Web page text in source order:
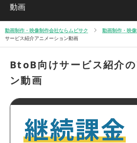
動画
動画制作・映像制作会社ならムビサク 動画制作・映
サービス紹介アニメーション動画
BtoB向けサービス紹介の
ン動画